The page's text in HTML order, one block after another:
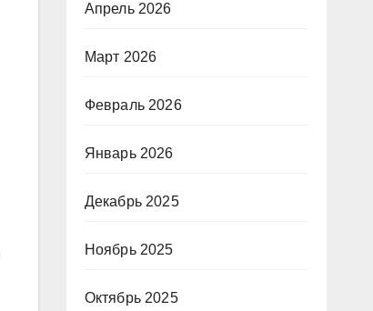
Апрель 2026
Март 2026
Февраль 2026
Январь 2026
Декабрь 2025
Ноябрь 2025
Октябрь 2025